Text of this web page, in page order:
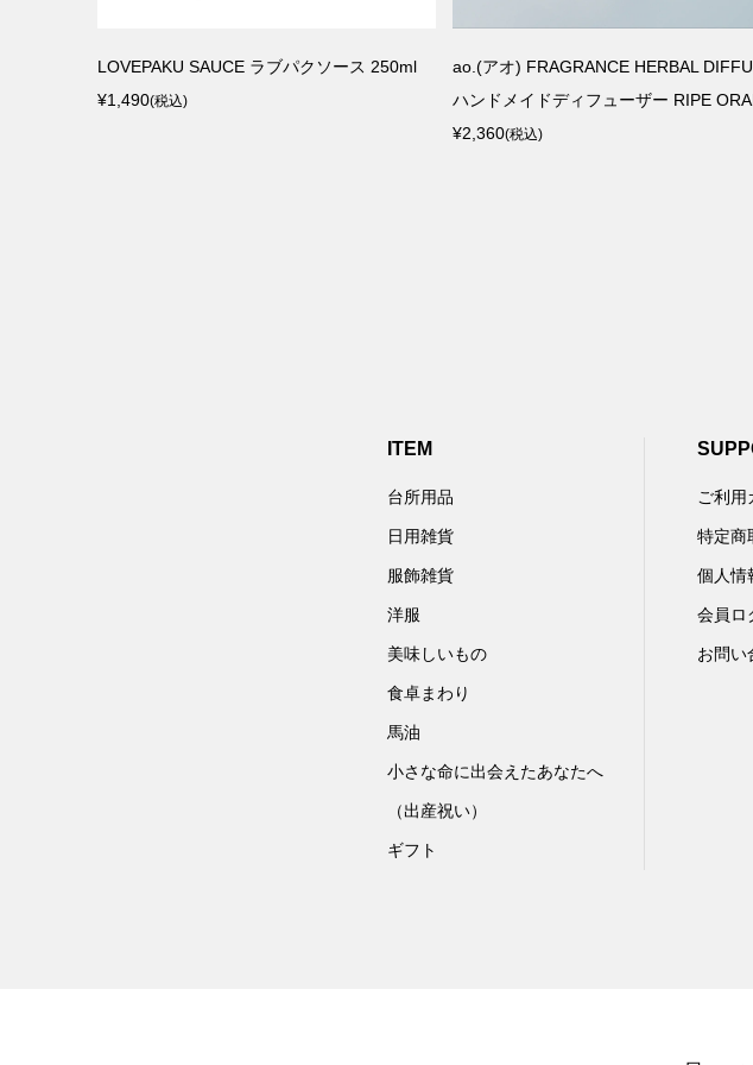
Lino e Lina（リーノ エ リーナ）リネン100%
キッチンクロス トナリテ
MAGALI（マガリ）SK84PGR Mistlit
トンリネン・ギャザースカート／ブル
¥36,300(税込)
ITEM
台所用品
日用雑貨
服飾雑貨
洋服
美味しいもの
食卓まわり
馬油
小さな命に出会えたあなたへ
（出産祝い）
ギフト
ご利用
特定商
個人情
会員ロ
お問い